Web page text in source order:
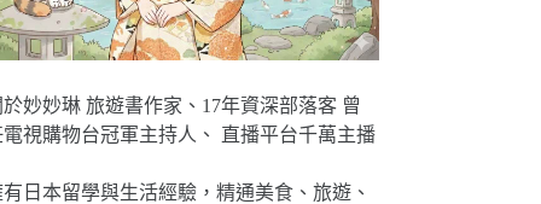
妙妙琳 旅遊書作家、17年資深部落客 曾
電視購物台冠軍主持人、 直播平台千萬主播
日本留學與生活經驗，精通美食、旅遊、